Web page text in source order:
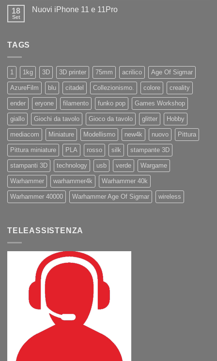
la
nuovissima
Diamo
18
Set
Nuovi iPhone 11 e 11Pro
TAGS
1 1kg 3D 3D printer 75mm acrilico Age Of Sigmar
AzureFilm blu citadel Collezionismo. colore creality
ender eryone filamento funko pop Games Workshop
giallo Giochi da tavolo Gioco da tavolo glitter Hobby
mediacom Miniature Modellismo new4k nuovo Pittura
Pittura miniature PLA rosso silk stampante 3D
stampanti 3D technology usb verde Wargame
Warhammer warhammer4k Warhammer 40k
Warhammer 40000 Warhammer Age Of Sigmar wireless
TELEASSISTENZA